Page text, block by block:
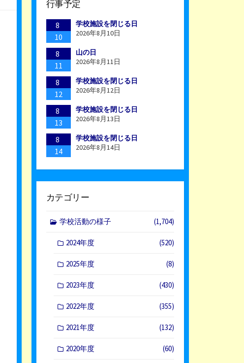
行事予定
8
10
学校施設を閉じる日
2026年8月10日
8
11
山の日
2026年8月11日
8
12
学校施設を閉じる日
2026年8月12日
8
13
学校施設を閉じる日
2026年8月13日
8
14
学校施設を閉じる日
2026年8月14日
カテゴリー
学校活動の様子 (1,704)
2024年度 (520)
2025年度 (8)
2023年度 (430)
2022年度 (355)
2021年度 (132)
2020年度 (60)